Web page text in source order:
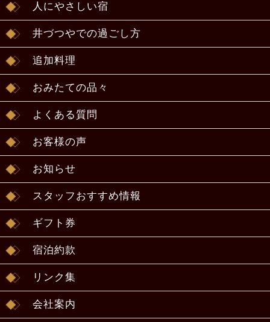
人にやさしい宿
井づつやでの過ごし方
追加料理
おみたての品々
よくある質問
お客様の声
お知らせ
スタッフおすすめ情報
ギフト券
宿泊約款
リンク集
会社案内